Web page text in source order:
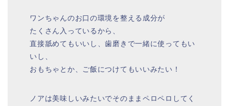
ワンちゃんのお口の環境を整える成分が
たくさん入っているから、
直接舐めてもいいし、歯磨きで一緒に使ってもい
いし、
おもちゃとか、ご飯につけてもいいみたい！
ノアは美味しいみたいでそのままペロペロしてく